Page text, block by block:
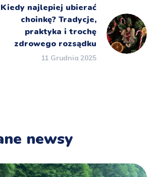
Kiedy najlepiej ubierać
choinkę? Tradycje,
praktyka i trochę
zdrowego rozsądku
11 Grudnia 2025
newsy